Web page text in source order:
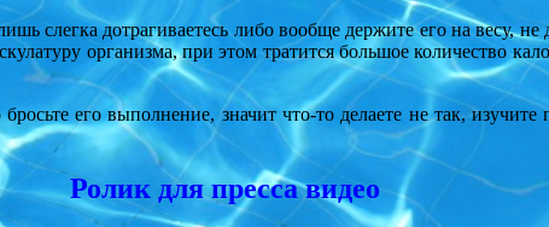
слегка дотрагиваетесь либо вообще держите его на весу,
организма, при этом тратится большое количество
его выполнение, значит что-то делаете не так,
Ролик для пресса видео